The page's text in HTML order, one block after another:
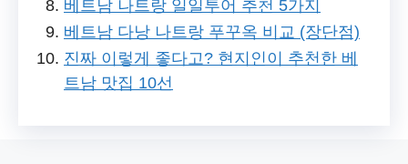
베트남 나트랑 일일투어 추천 5가지
베트남 다낭 나트랑 푸꾸옥 비교 (장단점)
진짜 이렇게 좋다고? 현지인이 추천한 베
트남 맛집 10선